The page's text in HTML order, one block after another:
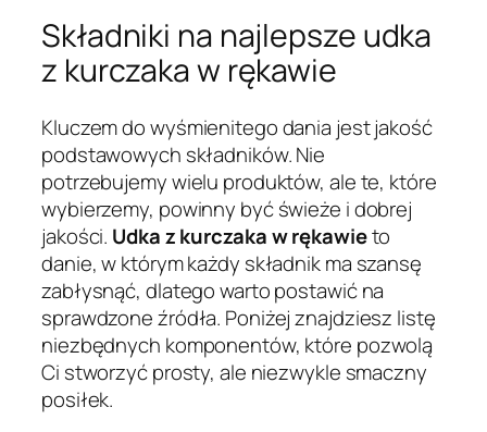
Składniki na najlepsze udka
z kurczaka w rękawie
Kluczem do wyśmienitego dania jest jakość
podstawowych składników. Nie
potrzebujemy wielu produktów, ale te, które
wybierzemy, powinny być świeże i dobrej
jakości. Udka z kurczaka w rękawieto
danie, w którym każdy składnik ma szansę
zabłysnąć, dlatego warto postawić na
sprawdzone źródła. Poniżej znajdziesz listę
niezbędnych komponentów, które pozwolą
Ci stworzyć prosty, ale niezwykle smaczny
posiłek.